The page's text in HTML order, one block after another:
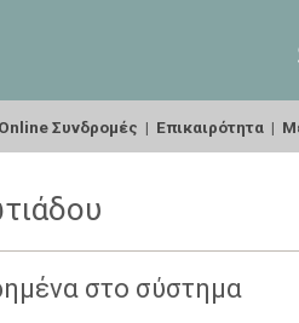
Online Συνδρομές | Επικαιρότητα |
στο σύστημα